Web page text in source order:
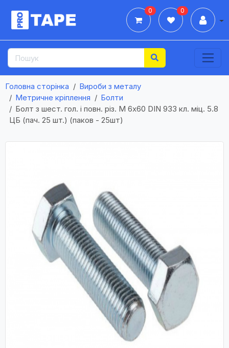
0 0
Головна сторінка
Вироби з металу
Метричне кріплення
Болти
Болт з шест. гол. і повн. різ. М 6х60 DIN 933 кл. міц. 5.8
ЦБ (пач. 25 шт.) (паков - 25шт)